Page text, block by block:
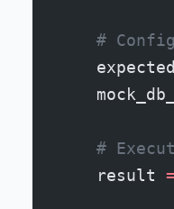
#
#
    result
=